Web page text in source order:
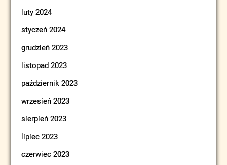
luty 2024
styczeń 2024
grudzień 2023
listopad 2023
październik 2023
wrzesień 2023
sierpień 2023
lipiec 2023
czerwiec 2023